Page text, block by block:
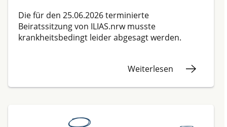
Die für den 25.06.2026 terminierte
Beiratssitzung von ILIAS.nrwmusste
krankheitsbedingt leider abgesagt werden.
Weiterlesen